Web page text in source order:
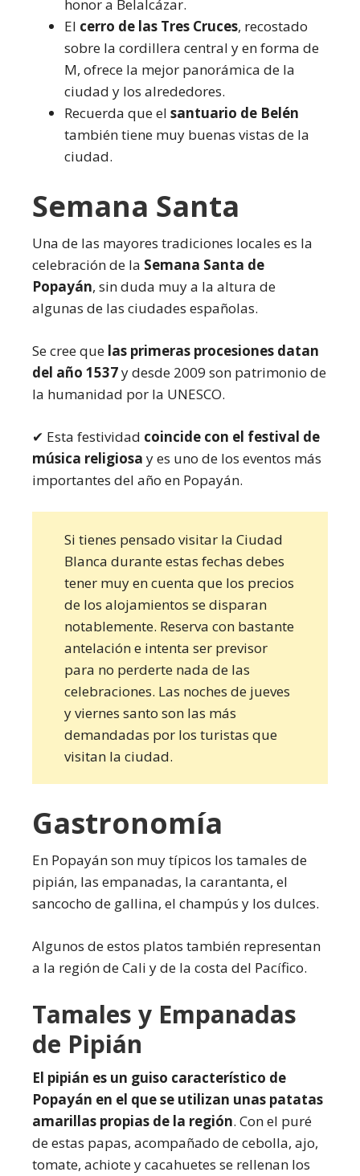
honor a Belalcázar.
El cerro de las Tres Cruces, recostado
sobre la cordillera central y en forma de
M, ofrece la mejor panorámica de la
ciudad y los alrededores.
Recuerda que el santuario de Belén
también tiene muy buenas vistas de la
ciudad.
Semana Santa
Una de las mayores tradiciones locales es la
celebración de la Semana Santa de
Popayán, sin duda muy a la altura de
algunas de las ciudades españolas.
Se cree que las primeras procesiones datan
del año 1537y desde 2009 son patrimonio de
la humanidad por la UNESCO.
✔ Esta festividad coincide con el festival de
música religiosa y es uno de los eventos más
importantes del año en Popayán.
Si tienes pensado visitar la Ciudad
Blanca durante estas fechas debes
tener muy en cuenta que los precios
de los alojamientos se disparan
notablemente. Reserva con bastante
antelación e intenta ser previsor
para no perderte nada de las
celebraciones. Las noches de jueves
y viernes santo son las más
demandadas por los turistas que
visitan la ciudad.
Gastronomía
En Popayán son muy típicos los tamales de
pipián, las empanadas, la carantanta, el
sancocho de gallina, el champús y los dulces.
Algunos de estos platos también representan
a la región de Cali y de la costa del Pacífico.
Tamales y Empanadas
de Pipián
El pipián es un guiso característico de
Popayán en el que se utilizan unas patatas
amarillas propias de la región. Con el puré
de estas papas, acompañado de cebolla, ajo,
tomate, achiote y cacahuetes se rellenan los